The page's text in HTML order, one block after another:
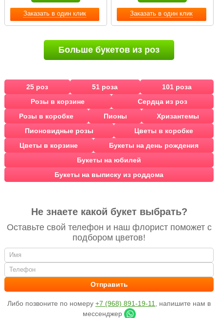
Заказать в один клик Заказать в один клик
Больше букетов из роз
25 роз 51 роза
101 роза
Розы в корзине
Сердца из роз
Розы в коробке
Пионы
Хризантемы
Пионовидные розы
Цветы в коробке
Цветы в корзине
Букеты на день рождения
Букеты на юбилей
Букеты на выписку из роддома
Не знаете какой букет выбрать?
Оставьте свой телефон и наш флорист поможет с
подбором цветов!
Либо позвоните по номеру +7 (968) 891-19-11
, напишите нам в
мессенджер